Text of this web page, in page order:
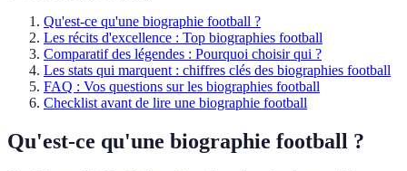
Qu'est-ce qu'une biographie football ?
Les récits d'excellence : Top biographies football
Comparatif des légendes : Pourquoi choisir qui ?
Les stats qui marquent : chiffres clés des biographies football
FAQ : Vos questions sur les biographies football
Checklist avant de lire une biographie football
Qu'est-ce qu'une biographie football ?